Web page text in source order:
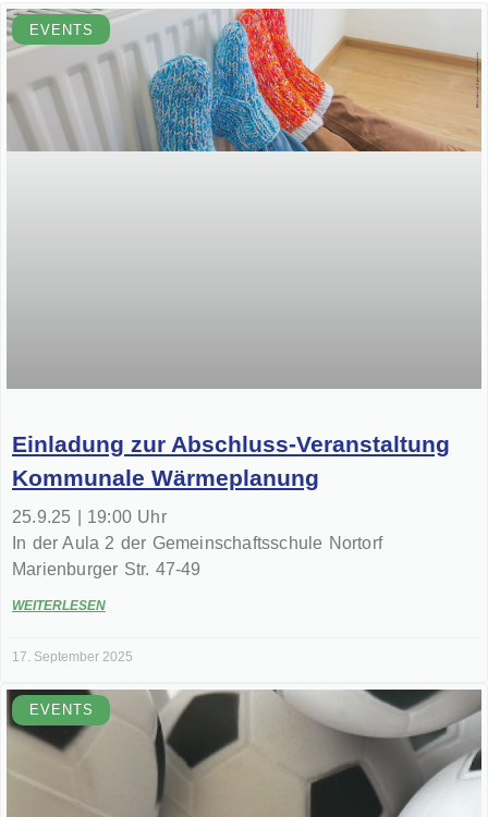
EVENTS
Einladung zur Abschluss-Veranstaltung
Kommunale Wärmeplanung
25.9.25 | 19:00 Uhr
In der Aula 2 der Gemeinschaftsschule Nortorf
Marienburger Str. 47-49
WEITERLESEN
17. September 2025
EVENTS